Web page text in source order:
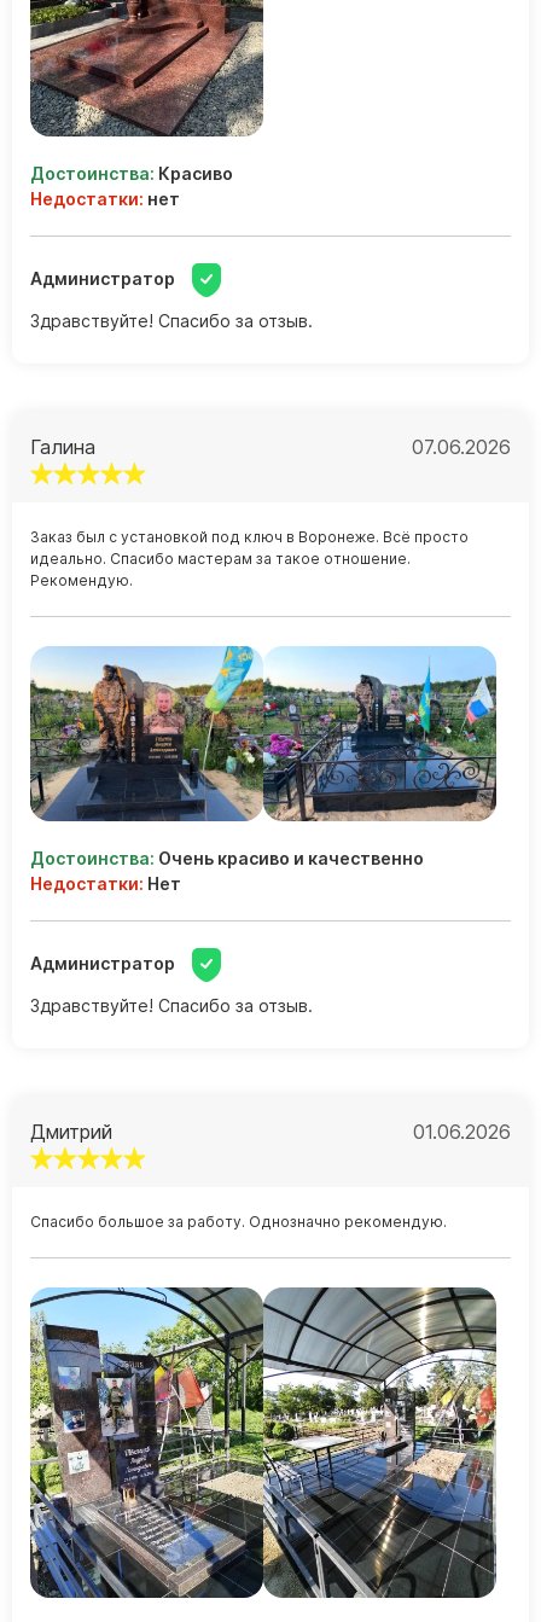
Барельефы
Кресты
Голуби
Распятие
Достоинства: Красиво
Недостатки: нет
Администратор
Здравствуйте! Спасибо за отзыв.
Галина 07.06.2026
Достоинства: Очень красиво и качественно
Недостатки: Нет
Заказ был с установкой под ключ в Воронеже. Всё просто
идеально. Спасибо мастерам за такое отношение.
Рекомендую.
Администратор
Здравствуйте! Спасибо за отзыв.
Дмитрий 01.06.2026
Спасибо большое за работу. Однозначно рекомендую.